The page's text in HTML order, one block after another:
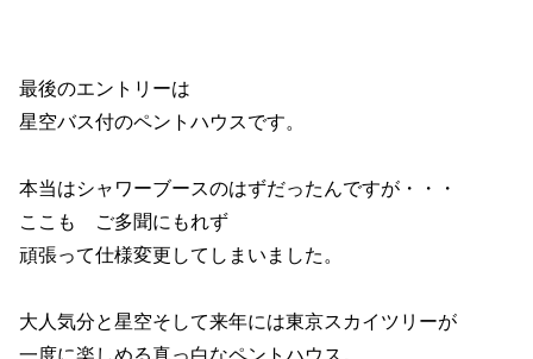
最後のエントリーは
星空バス付のペントハウスです。
本当はシャワーブースのはずだったんですが・・・
ここも ご多聞にもれず
頑張って仕様変更してしまいました。
大人気分と星空そして来年には東京スカイツリーが
一度に楽しめる真っ白なペントハウス。